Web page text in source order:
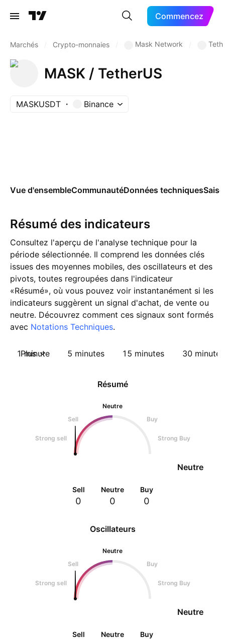
Commencez
Marchés Crypto-monnaies Mask Network
MASK / TetherUS
MASKUSDT Binance
Vue d'ensembleCommunautéDonnées techniques
Résumé des indicateurs
Consultez l'aperçu de l'analyse technique pour la
période sélectionnée. Il comprend les données clés
issues des moyennes mobiles, des oscillateurs et des
pivots, toutes regroupées dans l'indicateur
«Résumé», où vous pouvez voir instantanément si les
indicateurs suggèrent un signal d'achat, de vente ou
neutre. Découvrez comment ces signaux sont formés
avec Notations Techniques.
1 minute 5 minutes 15 minutes 30 minutes
Plus
Oscillateurs
Neutre
Sell
Buy
Strong sell Strong Buy
Neutre
Sell Neutre Buy
Résumé
Neutre
Sell
Buy
Strong sell Strong Buy
Neutre
Sell
0
Neutre
0
Buy
0